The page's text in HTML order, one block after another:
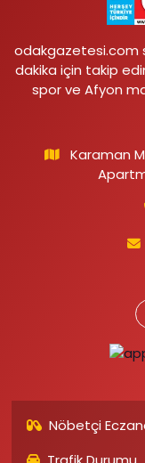
odakgazetesi.com
dakika için takip
spor ve Afyon
Karaman
Nöbetçi